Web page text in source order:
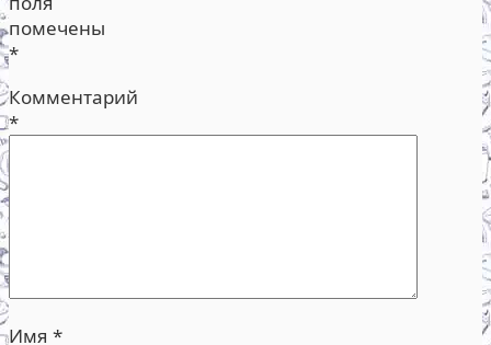
помечены
*
Комментарий
*
Имя *